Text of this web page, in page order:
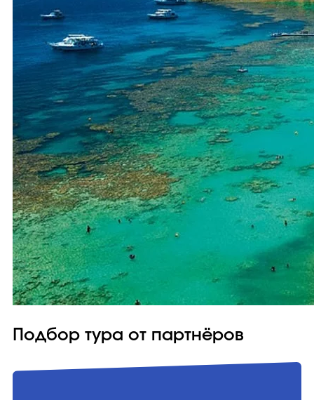
Подбор тура от партнёров